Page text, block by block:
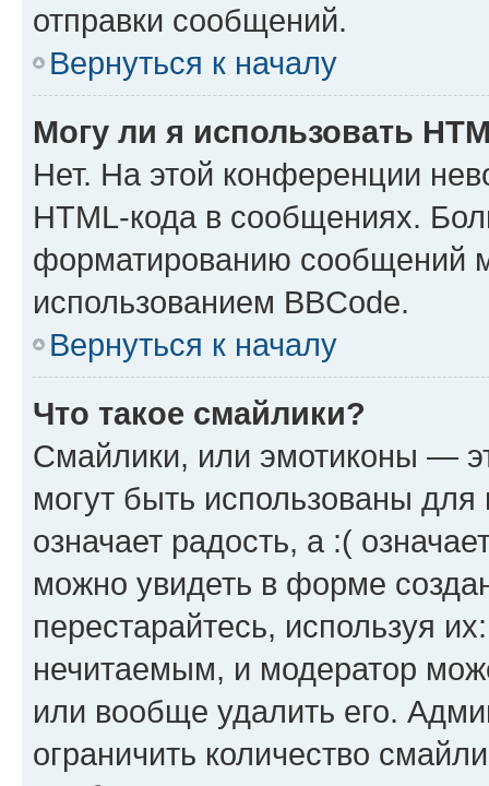
отправки сообщений.
Вернуться к началу
Могу ли я использовать
Нет. На этой конференции
HTML-кода в сообщениях.
форматированию сообщений
использованием BBCode.
Вернуться к началу
Что такое смайлики?
Смайлики, или эмотиконы —
могут быть использованы
означает радость, а :(
можно увидеть в форме
перестарайтесь, используя
нечитаемым, и модератор
или вообще удалить его.
ограничить количество